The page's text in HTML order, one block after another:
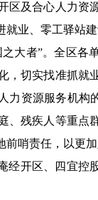
区及合心人力
就业、零工驿站
大者”。全区
，切实找准抓
力资源服务机构
、残疾人等重
哨责任，以更
经开区、四宜